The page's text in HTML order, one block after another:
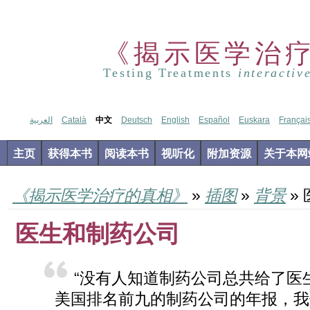
《揭示医学治
Testing Treatments
العربية Català 中文 Deutsch English Español Euskara
主页 获得本书 阅读本书 视听化 附加资源 关于本网
《揭示医学治疗的真相》 » 插图» 背景»
医生和制药公司
“没有人知道制药公司总共给了医
美国排名前九的制药公司的年报，我